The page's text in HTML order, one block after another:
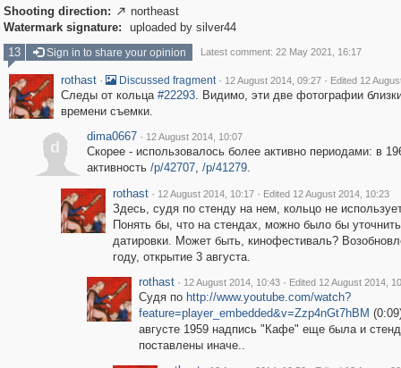
Shooting direction:  northeast
Watermark signature:
uploaded by silver44
13
Sign in to share your opinion Latest comment: 22 May 2021, 16:17
rothast · Discussed fragment · 12 August 2014, 09:27 · Edited 12
Следы от кольца #22293. Видимо, эти две фотографии
времени съемки.
d
dima0667 · 12 August 2014, 10:07
Скорее - использовалось более активно периодами: в
активность /p/42707, /p/41279.
rothast · 12 August 2014, 10:17 · Edited 12 August 2014, 10:23
Здесь, судя по стенду на нем, кольцо не
Понять бы, что на стендах, можно было бы уточнить
датировки. Может быть, кинофестиваль?
году, открытие 3 августа.
rothast · 12 August 2014, 10:43 · Edited 12 August 2014,
Судя по http://www.youtube.com/watch?
feature=player_embedded&v=Zzp4nGt7hBM
августе 1959 надпись "Кафе" еще была и
поставлены иначе..